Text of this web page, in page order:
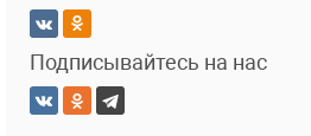
Подписывайтесь на нас